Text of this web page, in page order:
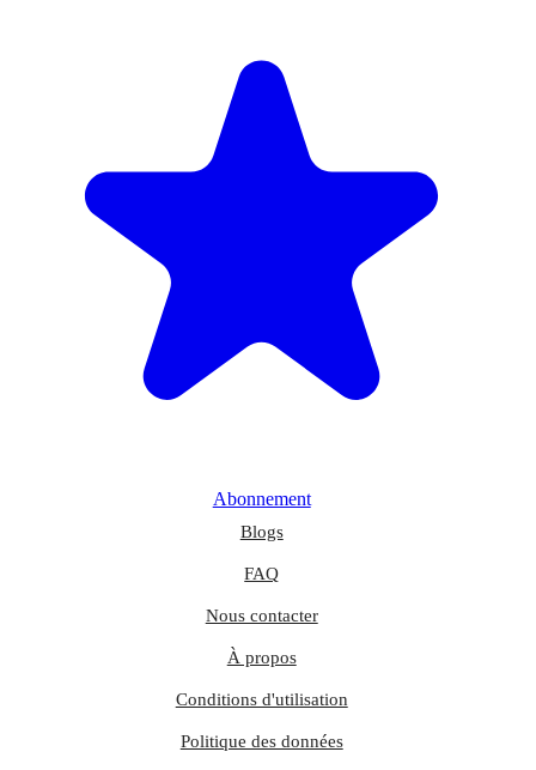
Abonnement
Blogs
FAQ
Nous contacter
À propos
Conditions d'utilisation
Politique des données